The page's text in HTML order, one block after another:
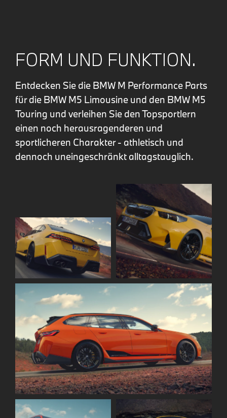
FORM UND FUNKTION.
Entdecken Sie die BMW M Performance Parts
für die BMW M5 Limousine und den BMW M5
Touring und verleihen Sie den Topsportlern
einen noch herausragenderen und
sportlicheren Charakter - athletisch und
dennoch uneingeschränkt alltagstauglich.